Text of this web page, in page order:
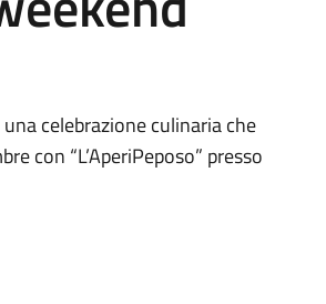
celebrazione culinaria che
con “L’AperiPeposo” presso